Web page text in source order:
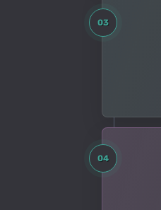
03
04